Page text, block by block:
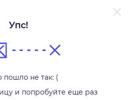
Упс!
пошло не так: (
и попробуйте еще раз